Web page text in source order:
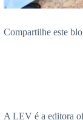
Compartilhe este
A LEV é a editora